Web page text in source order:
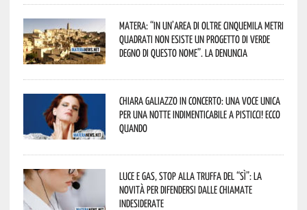
Matera: “In un’area di oltre cinquemila metri
quadrati non esiste un progetto di verde
degno di questo nome”. La denuncia
Chiara Galiazzo in concerto: una voce unica
per una notte indimenticabile a Pisticci! Ecco
quando
Luce e gas, stop alla truffa del “Sì”: la
novità per difendersi dalle chiamate
indesiderate